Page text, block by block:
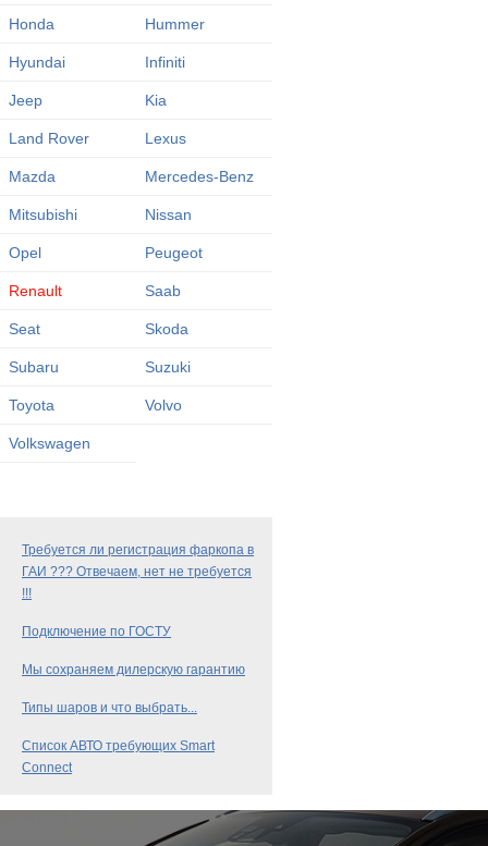
Honda Hummer
Hyundai Infiniti
Jeep Kia
Land Rover Lexus
Mazda Mercedes-Benz
Mitsubishi Nissan
Opel Peugeot
Renault Saab
Seat Skoda
Subaru Suzuki
Toyota Volvo
Volkswagen
Требуется ли регистрация фаркопа в
ГАИ ??? Отвечаем, нет не требуется
!!!
Подключение по ГОСТУ
Мы сохраняем дилерскую гарантию
Типы шаров и что выбрать...
Список АВТО требующих Smart
Connect